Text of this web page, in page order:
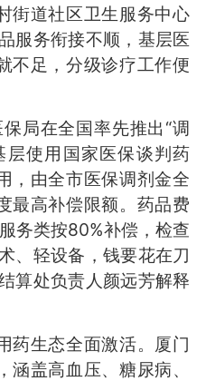
街道社区卫生服务中心
服务衔接不顺，基层医
不足，分级诊疗工作便
在全国率先推出“调
层使用国家医保谈判药
，由全市医保调剂金全
最高补偿限额。药品费
务类按80%补偿，检查
、轻设备，钱要花在刀
算处负责人颜远芳解释
生态全面激活。厦门
盖高血压、糖尿病、